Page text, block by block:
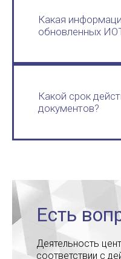
Какая
обновленных
Какой срок
документов?
Есть
Деятельность
соответствии с